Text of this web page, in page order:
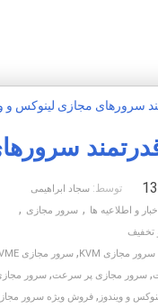
توسط: سجاد ابراهیمی
و اطلاعیه ها , سرور مجازی ,
تخفیف
سرور مجازی KVM , سرور مجازی NVME
, سرور مجازی پر سرعت, سرور
و ویندوز , فروش ویژه سرور